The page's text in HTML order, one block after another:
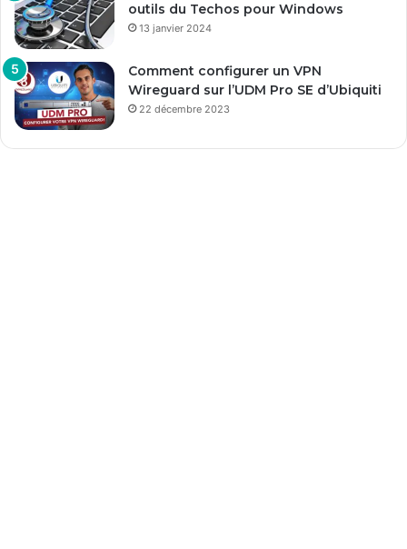
outils du Techos pour Windows
13 janvier 2024
Comment configurer un VPN
Wireguard sur l’UDM Pro SE d’Ubiquiti
22 décembre 2023